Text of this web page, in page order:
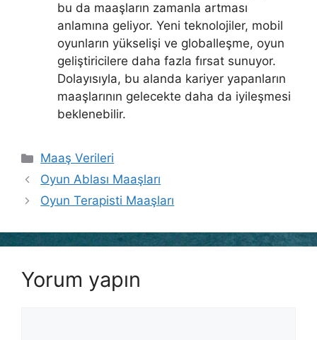
bu da maaşların zamanla artması
anlamına geliyor. Yeni teknolojiler, mobil
oyunların yükselişi ve globalleşme, oyun
geliştiricilere daha fazla fırsat sunuyor.
Dolayısıyla, bu alanda kariyer yapanların
maaşlarının gelecekte daha da iyileşmesi
beklenebilir.
Kategoriler
Maaş Verileri
Oyun Ablası Maaşları
Oyun Terapisti Maaşları
Yorum yapın